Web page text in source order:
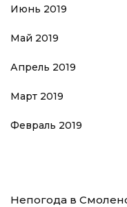
Июнь 2019
Май 2019
Апрель 2019
Март 2019
Февраль 2019
Непогода в